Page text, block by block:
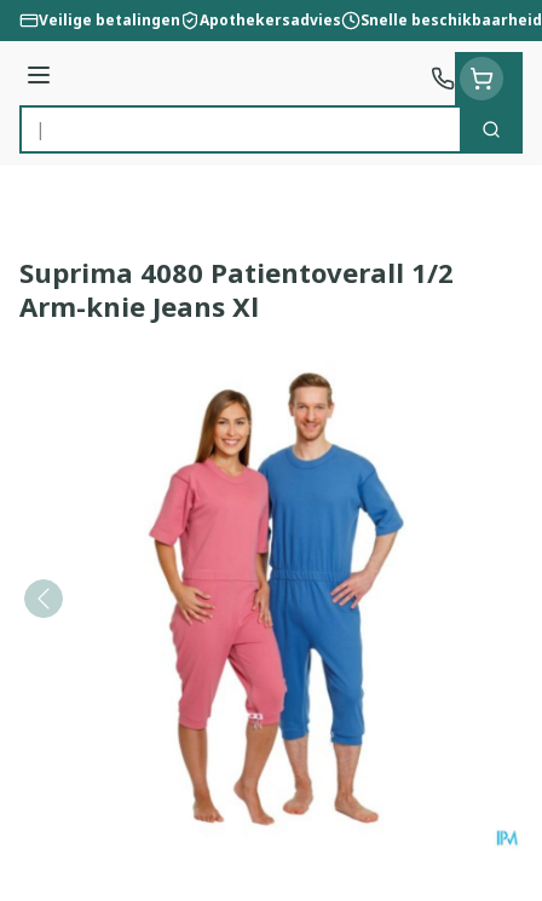
Ga naar de inhoud
Veilige betalingen Apothekersadvies Snelle beschikbaarheid
Menu
Product, merk, categorie...
Zoek
Suprima 4080 Patientoverall 1/2
Arm-knie Jeans Xl